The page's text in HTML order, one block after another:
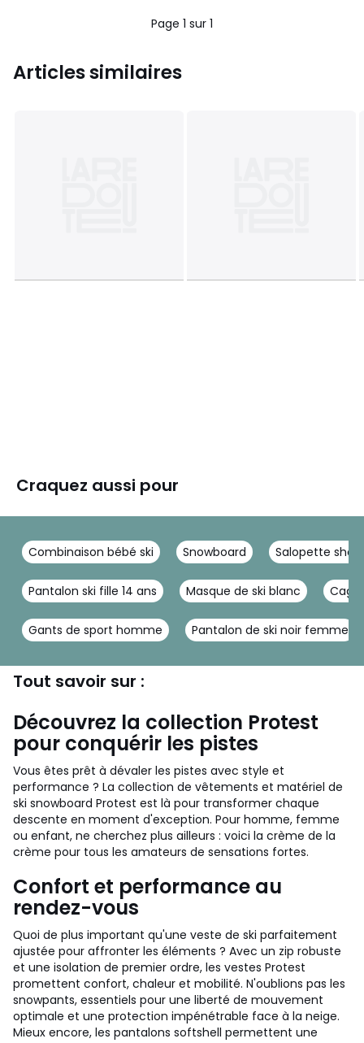
Page 1 sur 1
Articles similaires
Craquez aussi pour
Combinaison bébé ski Snowboard Salopette
Pantalon ski fille 14 ans Masque de ski blanc
Gants de sport homme Pantalon de ski noir femme
Tout savoir sur :
Découvrez la collection Protest
pour conquérir les pistes
Vous êtes prêt à dévaler les pistes avec style et
performance ? La collection de vêtements et matériel de
ski snowboard Protest est là pour transformer chaque
descente en moment d'exception. Pour homme, femme
ou enfant, ne cherchez plus ailleurs : voici la crème de la
crème pour tous les amateurs de sensations fortes.
Confort et performance au
rendez-vous
Quoi de plus important qu'une veste de ski parfaitement
ajustée pour affronter les éléments ? Avec un zip robuste
et une isolation de premier ordre, les vestes Protest
promettent confort, chaleur et mobilité. N'oublions pas les
snowpants, essentiels pour une liberté de mouvement
optimale et une protection impénétrable face à la neige.
Mieux encore, les pantalons softshell permettent une